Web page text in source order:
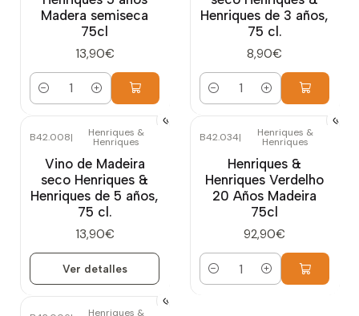
Madera semiseca
75cl
13,90€
Cantidad
Henriques de 3 años,
75 cl.
8,90€
Cantidad
Agotado
B42.008| Henriques &
Henriques
Vino de Madeira
seco Henriques &
Henriques de 5 años,
75 cl.
13,90€
Ver detalles
B42.034| Henriques &
Henriques
Henriques &
Henriques Verdelho
20 Años Madeira
75cl
92,90€
Cantidad
Henriques &